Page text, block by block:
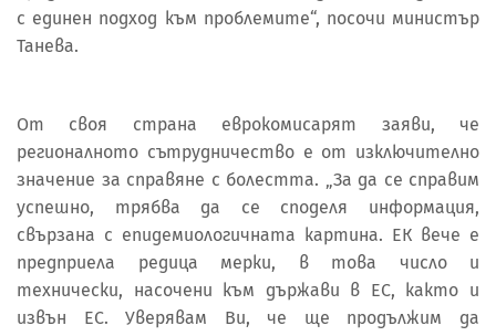
с единен подход към проблемите“, посочи министър
Танева.
От своя страна еврокомисарят заяви, че
регионалното сътрудничество е от изключително
значение за справяне с болестта. „За да се справим
успешно, трябва да се споделя информация,
свързана с епидемиологичната картина. ЕК вече е
предприела редица мерки, в това число и
технически, насочени към държави в ЕС, както и
извън ЕС. Уверявам Ви, че ще продължим да